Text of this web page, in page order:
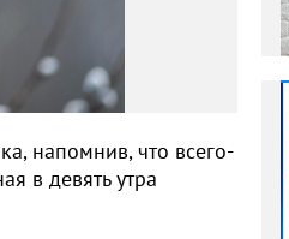
напомнив, что всего-
в девять утра